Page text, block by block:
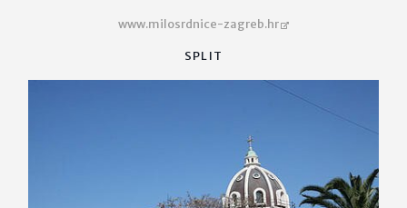
www.milosrdnice-zagreb.hr
SPLIT